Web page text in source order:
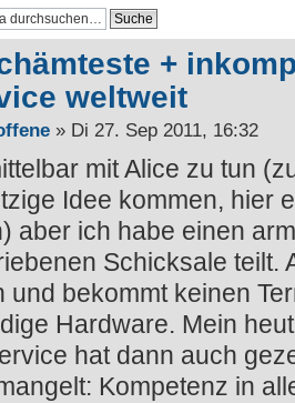
+
weltweit
» Di 27. Sep 2011, 16:32
mit Alice zu tun
Idee kommen, hier
aber ich habe einen
Schicksale teilt.
und bekommt keinen
Hardware. Mein
hat dann auch
Kompetenz in